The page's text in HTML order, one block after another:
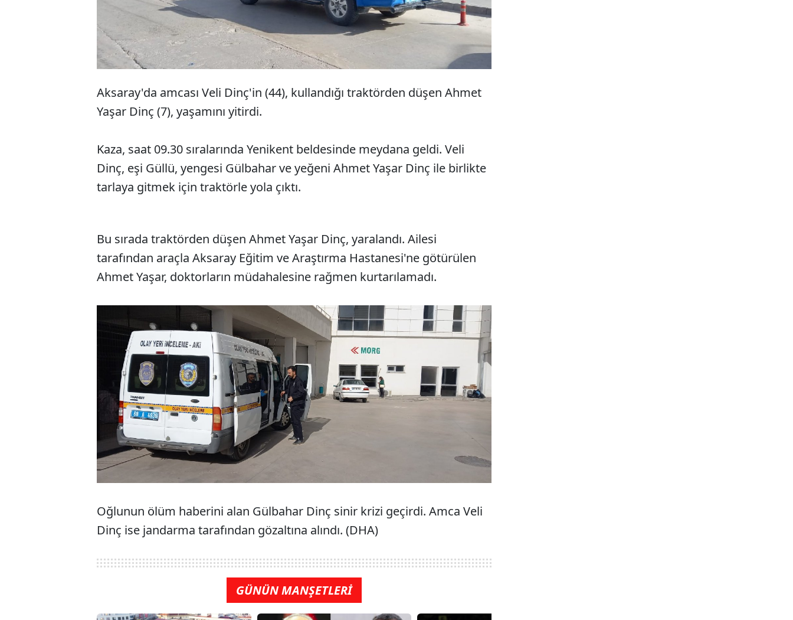
Aksaray'da amcası Veli Dinç'in (44), kullandığı traktörden düşen Ahmet
Yaşar Dinç (7), yaşamını yitirdi.
Kaza, saat 09.30 sıralarında Yenikent beldesinde meydana geldi. Veli
Dinç, eşi Güllü, yengesi Gülbahar ve yeğeni Ahmet Yaşar Dinç ile birlikte
tarlaya gitmek için traktörle yola çıktı.
Bu sırada traktörden düşen Ahmet Yaşar Dinç, yaralandı. Ailesi
tarafından araçla Aksaray Eğitim ve Araştırma Hastanesi'ne götürülen
Ahmet Yaşar, doktorların müdahalesine rağmen kurtarılamadı.
Oğlunun ölüm haberini alan Gülbahar Dinç sinir krizi geçirdi. Amca Veli
Dinç ise jandarma tarafından gözaltına alındı. (DHA)
GÜNÜN MANŞETLERİ